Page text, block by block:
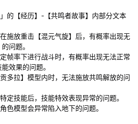
的【经历】-【共鸣者故事】内部分文本
施放重击【混元气旋】后，有概率出现无
问题。
帧率下进行战斗时，有概率出现无法正常
效果的问题。
多拉】模型内时，无法施放共鸣解放的问
定技能后，技能特效表现异常的问题。
色模型会异常陷入地下的问题。